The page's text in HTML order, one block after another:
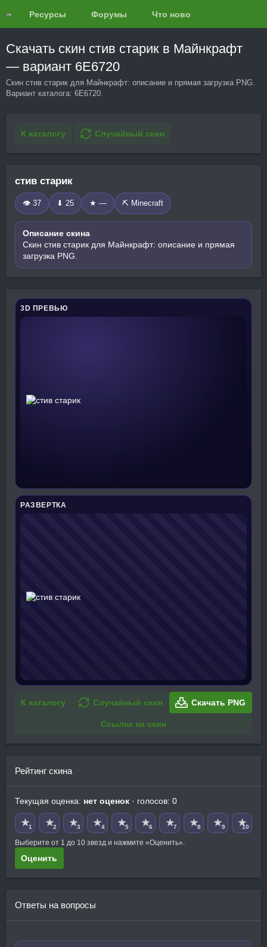
Ресурсы Форумы Что нового?
Скачать скин стив старик в Майнкрафт
— вариант 6E6720
Скин стив старик для Майнкрафт: описание и прямая загрузка PNG.
Вариант каталога: 6E6720.
К каталогу Случайный скин
стив старик
👁 37 ⬇ 25 ★ — ⛏️ Minecraft
Описание скина
Скин стив старик для Майнкрафт: описание и прямая
загрузка PNG.
3D ПРЕВЬЮ
РАЗВЕРТКА
К каталогу Случайный скин Скачать PNG
Ссылка на скин
Рейтинг скина
Текущая оценка: нет оценок · голосов: 0
★1 ★2 ★3 ★4 ★5 ★6 ★7 ★8 ★9 ★10
Выберите от 1 до 10 звезд и нажмите «Оценить».
Оценить
Ответы на вопросы